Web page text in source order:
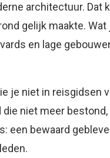
architectuur.
gelijk maakte.
en lage
je niet in reisgidsen
niet meer
een bewaard